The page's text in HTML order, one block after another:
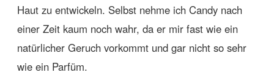
Haut zu entwickeln. Selbst nehme ich Candy nach
einer Zeit kaum noch wahr, da er mir fast wie ein
natürlicher Geruch vorkommt und gar nicht so sehr
wie ein Parfüm.